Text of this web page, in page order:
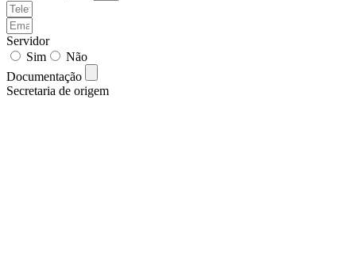
Servidor
Sim
Não
Documentação
Secretaria de origem